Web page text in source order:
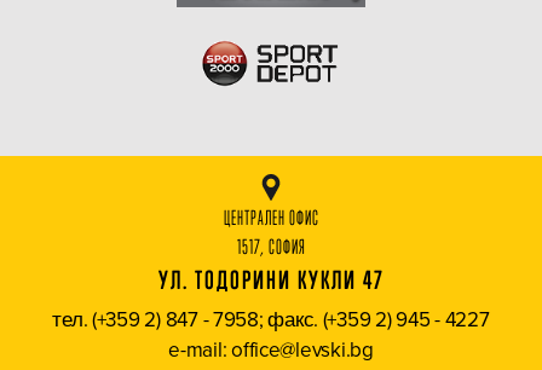
ЦЕНТРАЛЕН ОФИС
1517, СОФИЯ
УЛ. ТОДОРИНИ КУКЛИ 47
тел. (+359 2) 847 - 7958; факс. (+359 2) 945 - 4227
e-mail: office@levski.bg